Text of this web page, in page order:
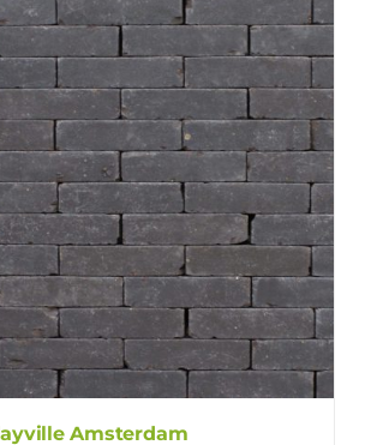
Amsterdam